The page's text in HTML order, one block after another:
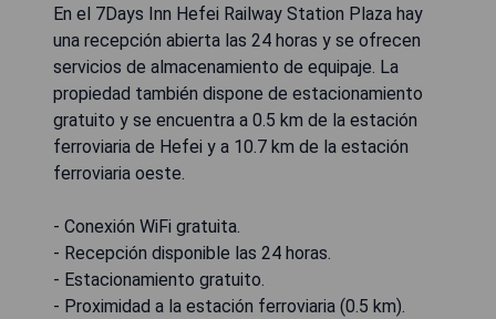
En el 7Days Inn Hefei Railway Station Plaza hay
una recepción abierta las 24 horas y se ofrecen
servicios de almacenamiento de equipaje. La
propiedad también dispone de estacionamiento
gratuito y se encuentra a 0.5 km de la estación
ferroviaria de Hefei y a 10.7 km de la estación
ferroviaria oeste.
- Conexión WiFi gratuita.
- Recepción disponible las 24 horas.
- Estacionamiento gratuito.
- Proximidad a la estación ferroviaria (0.5 km).